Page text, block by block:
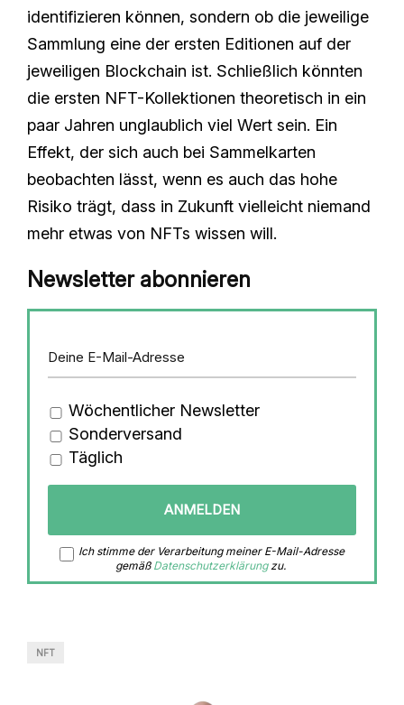
identifizieren können, sondern ob die jeweilige
Sammlung eine der ersten Editionen auf der
jeweiligen Blockchain ist. Schließlich könnten
die ersten NFT-Kollektionen theoretisch in ein
paar Jahren unglaublich viel Wert sein. Ein
Effekt, der sich auch bei Sammelkarten
beobachten lässt, wenn es auch das hohe
Risiko trägt, dass in Zukunft vielleicht niemand
mehr etwas von NFTs wissen will.
Newsletter abonnieren
Wöchentlicher Newsletter
Sonderversand
Täglich
Ich stimme der Verarbeitung meiner E-Mail-Adresse
gemäß Datenschutzerklärungzu.
NFT